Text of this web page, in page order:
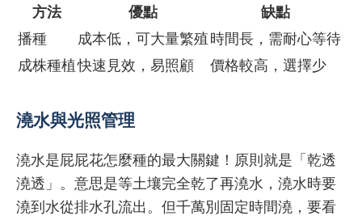
方法 優點
缺點
播種
成本低，可大量繁殖時間長，需耐心等待
成株種植快速見效，易照顧 價格較高，選擇少
澆水與光照管理
澆水是屁屁花怎麼種的最大關鍵！原則就是「乾透
澆透」。意思是等土壤完全乾了再澆水，澆水時要
澆到水從排水孔流出。但千萬別固定時間澆，要看